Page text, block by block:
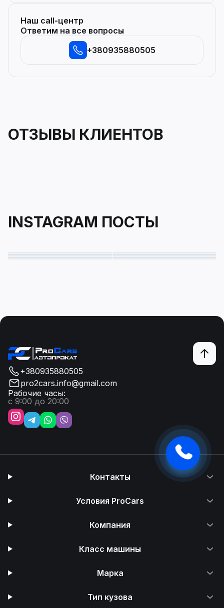
Наш call-центр
Ответим на все вопросы
+380935880505
ОТЗЫВЫ КЛИЕНТОВ
INSTAGRAM ПОСТЫ
+380935880505
pro2cars.info@gmail.com
Рабочие часы:
с 9:00 до 20:00
Контакты
Условия ProCars
Компания
Класс машины
Марка
Тип кузова